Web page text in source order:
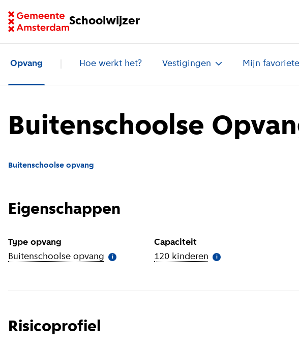
Schoolwijzer
Ga naar homepage van Schoolwijzer
Opvang Hoe werkt het? Vestigingen Mijn
Buitenschoolse
Buitenschoolse opvang
Eigenschappen
Type opvang
Buitenschoolse opvang Meer informatie)
i
Capaciteit
120 kinderen Meer informatie
i
Risicoprofiel